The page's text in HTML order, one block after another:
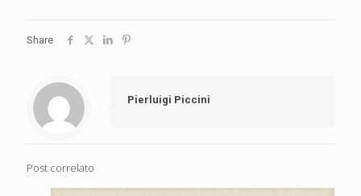
Share
Pierluigi Piccini
Post correlato